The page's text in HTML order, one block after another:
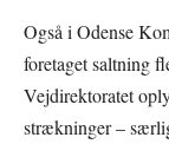
Også i Odense
foretaget saltning
Vejdirektoratet
strækninger –